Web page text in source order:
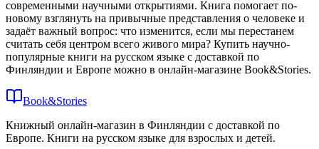
современными научными открытиями. Книга помогает по-
новому взглянуть на привычные представления о человеке и
задаёт важный вопрос: что изменится, если мы перестанем
считать себя центром всего живого мира? Купить научно-
популярные книги на русском языке с доставкой по
Финляндии и Европе можно в онлайн-магазине Book&Stories.
Book&Stories
Книжный онлайн-магазин в Финляндии с доставкой по
Европе. Книги на русском языке для взрослых и детей.